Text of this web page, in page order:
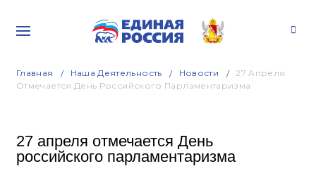
Главная Наша Деятельность Новости
27 Апреля
Отмечается День Российского Парламентаризма
27 апреля отмечается День
российского парламентаризма